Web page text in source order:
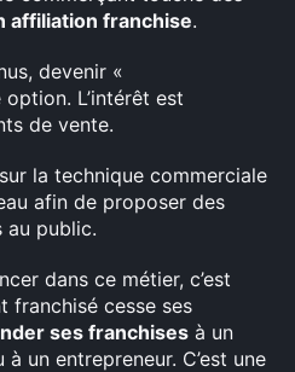
affiliation franchise.
devenir «
option. L’intérêt est
de vente.
la technique commerciale
afin de proposer des
au public.
dans ce métier, c’est
franchisé cesse ses
ses franchises à un
un entrepreneur. C’est une